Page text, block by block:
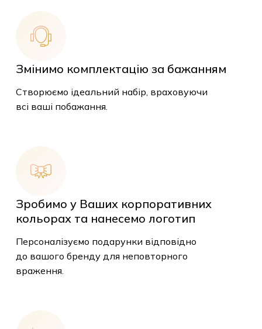
У кошику немає
бажанням
кольорах та нанесемо логотип
Персоналізуємо подарунки відповідно